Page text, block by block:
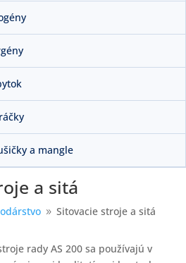
a mangle
a sitá
9 Sitovacie stroje a sitá
rady AS 200 sa používajú v